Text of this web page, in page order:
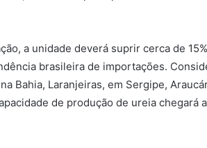
a unidade deverá suprir cerca de
brasileira de importações.
Bahia, Laranjeiras, em Sergipe,
de produção de ureia chegará